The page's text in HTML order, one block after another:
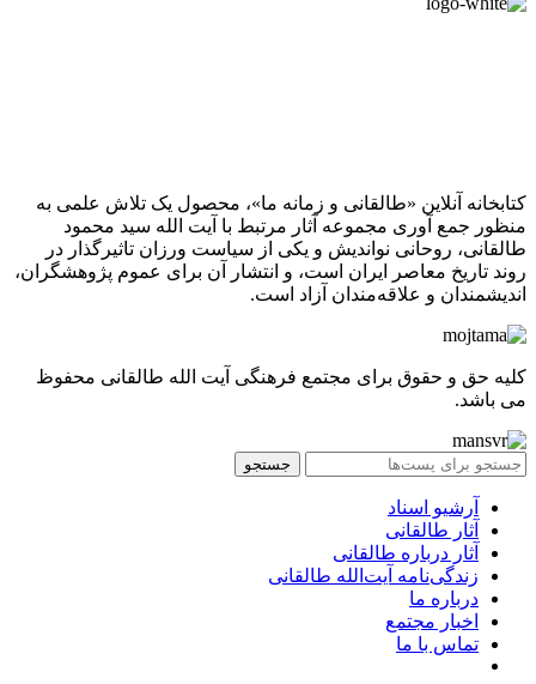
کتابخانه آنلاین «طالقانی و زمانه ما»، محصول یک تلاش علمی به
منظور جمع آوری مجموعه آثار مرتبط با آیت الله سید محمود
طالقانی، روحانی نواندیش و یکی از سیاست ورزان تاثیرگذار در
روند تاریخ معاصر ایران است، و انتشار آن برای عموم پژوهشگران،
اندیشمندان و علاقه‌مندان آزاد است.
کلیه حق و حقوق برای مجتمع فرهنگی آیت الله طالقانی محفوظ
می باشد.
جستجو
آرشیو اسناد
آثار طالقانی
آثار درباره طالقانی
زندگی‌نامه آیت‌الله طالقانی
درباره ما
اخبار مجتمع
تماس با ما